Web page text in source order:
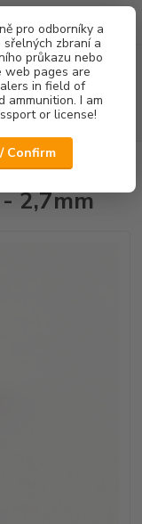
pro odborníky a
zbraní a
průkazu nebo
web pages are
in field of
I am
or license!
Confirm
Menu
Hledat
za0,00 Kč
2,7mm